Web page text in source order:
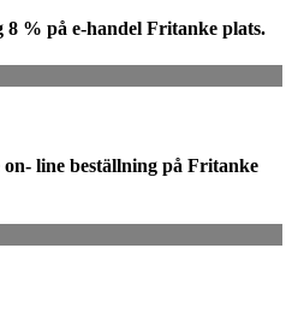
% på e-handel Fritanke plats.
line beställning på Fritanke